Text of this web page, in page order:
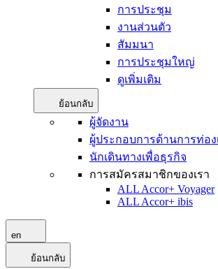
การประชุม
งานส่วนตัว
สัมมนา
การประชุมใหญ่
ดูเพิ่มเติม
ย้อนกลับ
ผู้จัดงาน
ผู้ประกอบการด้านการท่อง
นักเดินทางเพื่อธุรกิจ
การสมัครสมาชิกของเรา
ALL Accor+ Voyager
ALL Accor+ ibis
en
ย้อนกลับ